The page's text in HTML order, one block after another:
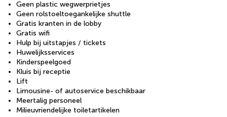
Geen plastic wegwerprietjes
Geen rolstoeltoegankelijke shuttle
Gratis kranten in de lobby
Gratis wifi
Hulp bij uitstapjes / tickets
Huwelijksservices
Kinderspeelgoed
Kluis bij receptie
Lift
Limousine- of autoservice beschikbaar
Meertalig personeel
Milieuvriendelijke toiletartikelen